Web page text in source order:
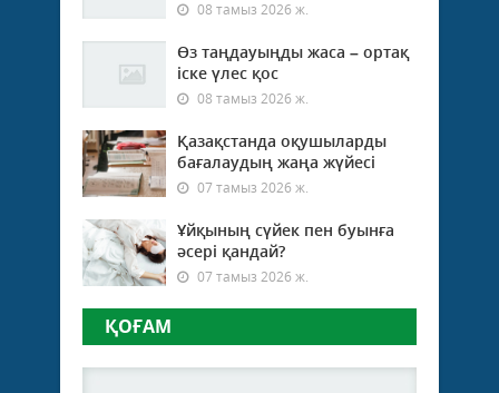
08 тамыз 2026 ж.
Өз таңдауыңды жаса – ортақ
іске үлес қос
08 тамыз 2026 ж.
Қазақстанда оқушыларды
бағалаудың жаңа жүйесі
07 тамыз 2026 ж.
Ұйқының сүйек пен буынға
әсері қандай?
07 тамыз 2026 ж.
ҚОҒАМ